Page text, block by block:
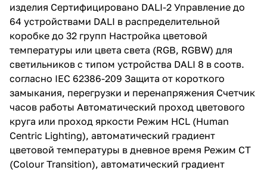
изделия Сертифицировано DALI-2 Управление до
64 устройствами DALI в распределительной
коробке до 32 групп Настройка цветовой
температуры или цвета света (RGB, RGBW) для
светильников с типом устройства DALI 8 в соотв.
согласно IEC 62386-209 Защита от короткого
замыкания, перегрузки и перенапряжения Счетчик
часов работы Автоматический проход цветового
круга или проход яркости Режим HCL (Human
Centric Lighting), автоматический градиент
цветовой температуры в дневное время Режим CT
(Colour Transition), автоматический градиент